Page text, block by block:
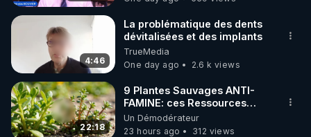
4:46
La problématique des dents
dévitalisées et des implants
TrueMedia
One day ago
2.6 k views
22:18
9 Plantes Sauvages ANTI-
FAMINE: ces Ressources
JARDIN&des Haies
Un Démodérateur
23 hours ago
312 views